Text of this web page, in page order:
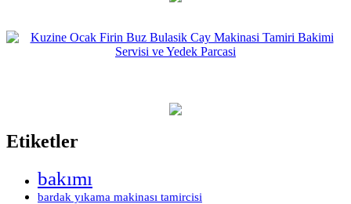
Etiketler
bakımı
bardak yıkama makinası tamircisi